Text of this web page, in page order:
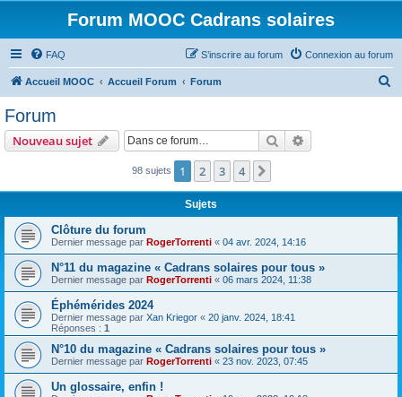
Forum MOOC Cadrans solaires
FAQ Connexion au forum
S’inscrire au forum
Accueil MOOC Accueil Forum Forum
e
Forum
Nouveau sujet Rechercher
98 sujets 1 2 3 4
Sujets
Clôture du forum
Dernier message par RogerTorrenti « 04 avr. 2024, 14:16
N°11 du magazine « Cadrans solaires pour tous »
Dernier message par RogerTorrenti « 06 mars 2024, 11:38
Éphémérides 2024
Dernier message par Xan Kriegor « 20 janv. 2024, 18:41
Réponses : 1
N°10 du magazine « Cadrans solaires pour tous »
Dernier message par RogerTorrenti « 23 nov. 2023, 07:45
Un glossaire, enfin !